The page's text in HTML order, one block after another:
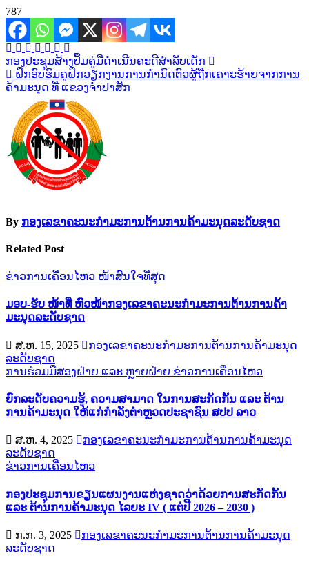
787
ເມ
ນູນ
ທາງ
ບົດຄວາມ
ກອງປະຊຸມສ້າງປຶ້ມຄູ່ມືດໍາເນີນຄະດີສໍາລັບເດັກ
ຝຶກອົບຮົມຄູຝຶກວຽກງານການກໍານົດຕົວຜູ້ຖືກເຄາະຮ້າຍຈາກການ
ຄ້າມະນຸດ ທີ່ ແຂວງຈໍາປາສັກ
By ກອງເລຂາຄະນະກຳມະການຕ້ານການຄ້າມະນຸດລະດັບຊາດ
Related Post
ຂ່າວການເຄື່ອນໄຫວ ໜ້າສົນໃຈທີ່ສຸດ
ມອບ-ຮັບ ໜ້າທີ່ ຫົວໜ້າກອງເລຂາຄະນະກຳມະການຕ້ານການຄ້າ
ມະນຸດລະດັບຊາດ
ສ.ຫ. 15, 2025
ກອງເລຂາຄະນະກຳມະການຕ້ານການຄ້າມະນຸດ
ລະດັບຊາດ
ການຮ່ວມມືສອງຝ່າຍ ແລະ ຫຼາຍຝ່າຍ ຂ່າວການເຄື່ອນໄຫວ
ຍົກລະດັບຄວາມຮູ້, ຄວາມສາມາດ ໃນການສະກັດກັ້ນ ແລະ ຕ້ານ
ການຄ້າມະນຸດ ໃຫ້ແກ່ກຳລັງຕຳຫຼວດປະຊາຊົນ ສປປ ລາວ
ສ.ຫ. 4, 2025
ກອງເລຂາຄະນະກຳມະການຕ້ານການຄ້າມະນຸດ
ລະດັບຊາດ
ຂ່າວການເຄື່ອນໄຫວ
ກອງປະຊຸມການຂຽນແຜນງານແຫ່ງຊາດວ່າດ້ວຍການສະກັດກັ້ນ
ແລະ ຕ້ານການຄ້າມະນຸດ ໄລຍະ IV ( ແຕ່ປີ 2026 – 2030 )
ກ.ກ. 3, 2025
ກອງເລຂາຄະນະກຳມະການຕ້ານການຄ້າມະນຸດ
ລະດັບຊາດ